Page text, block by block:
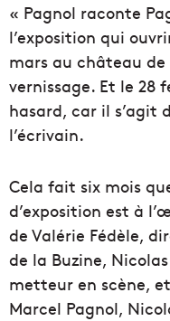
« Pagnol raconte
l’exposition qui
mars au château de
vernissage. Et le 28
hasard, car il s’agit
l’écrivain.
Cela fait six mois
d’exposition est à
de Valérie Fédèle,
de la Buzine,
metteur en scène,
Marcel Pagnol,